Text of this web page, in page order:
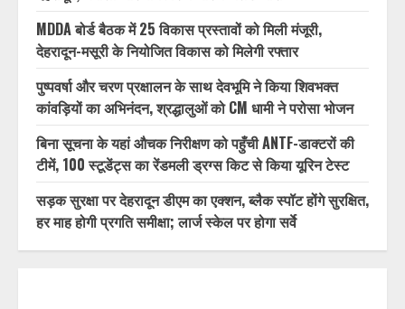
MDDA बोर्ड बैठक में 25 विकास प्रस्तावों को मिली मंजूरी,
देहरादून-मसूरी के नियोजित विकास को मिलेगी रफ्तार
पुष्पवर्षा और चरण प्रक्षालन के साथ देवभूमि ने किया शिवभक्त
कांवड़ियों का अभिनंदन, श्रद्धालुओं को CM धामी ने परोसा भोजन
बिना सूचना के यहां औचक निरीक्षण को पहुँची ANTF-डाक्टरों की
टीमें, 100 स्टूडेंट्स का रेंडमली ड्रग्स किट से किया यूरिन टेस्ट
सड़क सुरक्षा पर देहरादून डीएम का एक्शन, ब्लैक स्पॉट होंगे सुरक्षित,
हर माह होगी प्रगति समीक्षा; लार्ज स्केल पर होगा सर्वे